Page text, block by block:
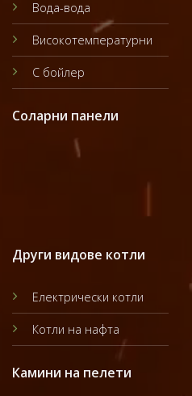
Вода-вода
Високотемпературни
С бойлер
Соларни панели
Други видове котли
Електрически котли
Котли на нафта
Камини на пелети